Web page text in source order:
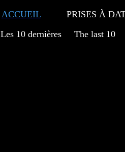
ACCUEIL PRISES À
Les 10 dernières The last